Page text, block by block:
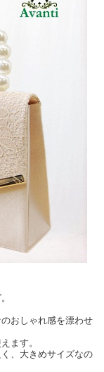
おしゃれ感を漂わせ
ます。
、大きめサイズなの